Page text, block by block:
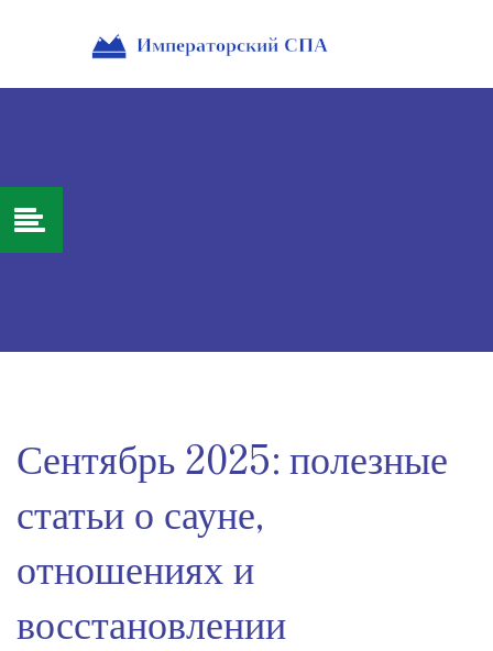
Сентябрь 2025: полезные
статьи о сауне,
отношениях и
восстановлении